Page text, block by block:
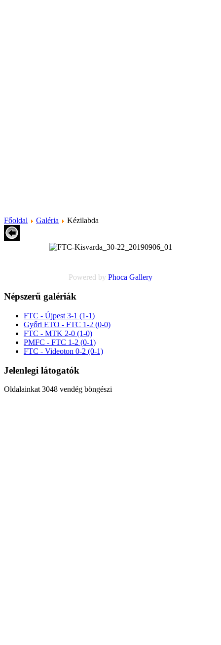
Főoldal Galéria Kézilabda
Powered by Phoca Gallery
Népszerű galériák
FTC - Újpest 3-1 (1-1)
Győri ETO - FTC 1-2 (0-0)
FTC - MTK 2-0 (1-0)
PMFC - FTC 1-2 (0-1)
FTC - Videoton 0-2 (0-1)
Jelenlegi látogatók
Oldalainkat 3048 vendég böngészi